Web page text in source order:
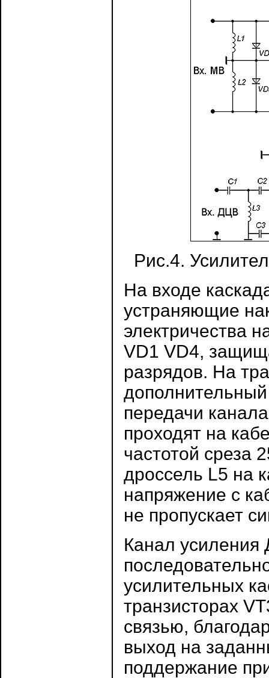
Рис.4.
На входе
устраняющие
электричества
VD1 VD4,
разрядов. На
передачи
проходят на
частотой среза
дроссель L5 на
напряжение с
не пропускает
Канал усиления
усилительных
транзисторах
связью,
выход на
поддержание